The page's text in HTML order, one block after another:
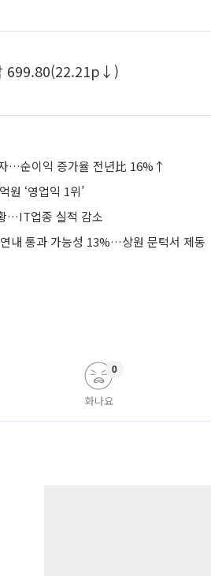
699.80(22.21p↓)
…순이익 증가율 전년比 16%↑
원 ‘영업익 1위’
…IT업종 실적 감소
내 통과 가능성 13%…상원 문턱서 제동
화나요
0